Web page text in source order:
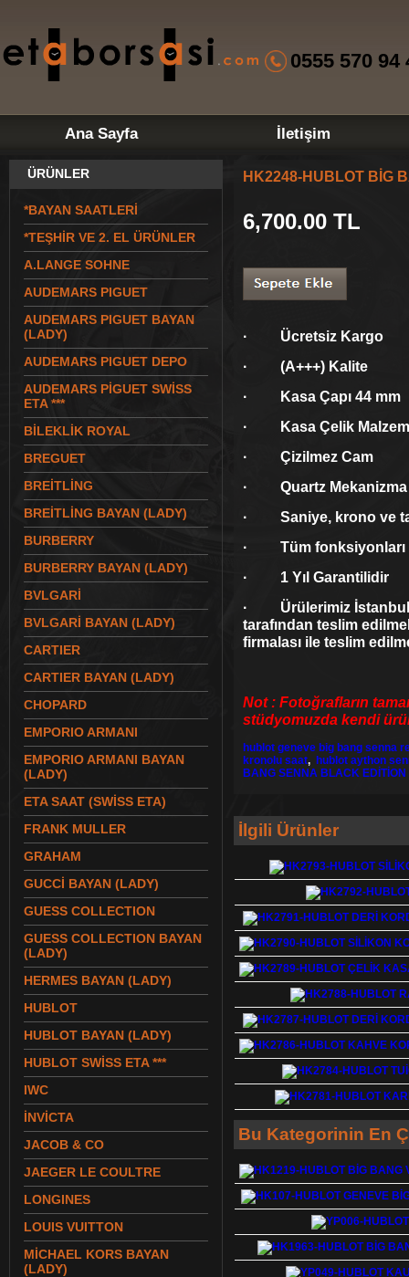
0555 570 94
Ana Sayfa İletişim
ÜRÜNLER
*BAYAN SAATLERİ
*TEŞHİR VE 2. EL ÜRÜNLER
A.LANGE SOHNE
AUDEMARS PIGUET
AUDEMARS PIGUET BAYAN
(LADY)
AUDEMARS PIGUET DEPO
AUDEMARS PİGUET SWİSS
ETA ***
BİLEKLİK ROYAL
BREGUET
BREİTLİNG
BREİTLİNG BAYAN (LADY)
BURBERRY
BURBERRY BAYAN (LADY)
BVLGARİ
BVLGARİ BAYAN (LADY)
CARTIER
CARTIER BAYAN (LADY)
CHOPARD
EMPORIO ARMANI
EMPORIO ARMANI BAYAN
(LADY)
ETA SAAT (SWİSS ETA)
FRANK MULLER
GRAHAM
GUCCİ BAYAN (LADY)
GUESS COLLECTION
GUESS COLLECTION BAYAN
(LADY)
HERMES BAYAN (LADY)
HUBLOT
HUBLOT BAYAN (LADY)
HUBLOT SWİSS ETA ***
IWC
İNVİCTA
JACOB & CO
JAEGER LE COULTRE
LONGINES
LOUIS VUITTON
MİCHAEL KORS BAYAN
(LADY)
HK2248-HUBLOT BİG
6,700.00 TL
· Ücretsiz Kargo
· (A+++) Kalite
· Kasa Çapı 44 mm
· Kasa Çelik
· Çizilmez Cam
· Quartz Mekanizma
· Saniye, krono ve
· Tüm fonksiyonları
· 1 Yıl Garantilidir
· Ürülerimiz İstanbul
tarafından teslim
firmalası ile teslim
Not : Fotoğrafların
stüdyomuzda kendi
hublot geneve big bang senna
kronolu saat, hublot aython
BANG SENNA BLACK
İlgili Ürünler
Bu Kategorinin En